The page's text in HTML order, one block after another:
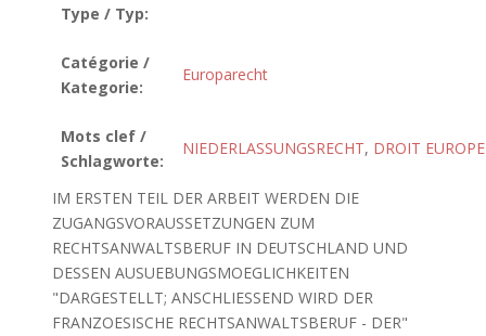
Type / Typ:
Catégorie /
Kategorie:
Europarecht
Mots clef /
Schlagworte:
NIEDERLASSUNGSRECHT, DROIT
IM ERSTEN TEIL DER ARBEIT WERDEN DIE
ZUGANGSVORAUSSETZUNGEN ZUM
RECHTSANWALTSBERUF IN DEUTSCHLAND UND
DESSEN AUSUEBUNGSMOEGLICHKEITEN
"DARGESTELLT; ANSCHLIESSEND WIRD DER
FRANZOESISCHE RECHTSANWALTSBERUF - DER"